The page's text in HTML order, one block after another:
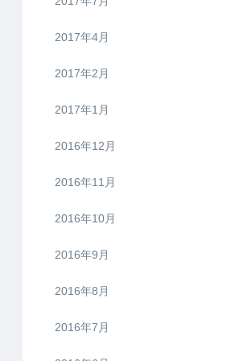
2017年4月
2017年2月
2017年1月
2016年12月
2016年11月
2016年10月
2016年9月
2016年8月
2016年7月